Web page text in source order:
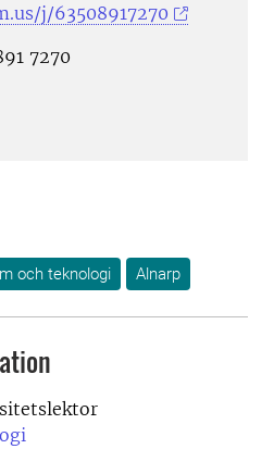
j/63508917270
7270
och teknologi Alnarp